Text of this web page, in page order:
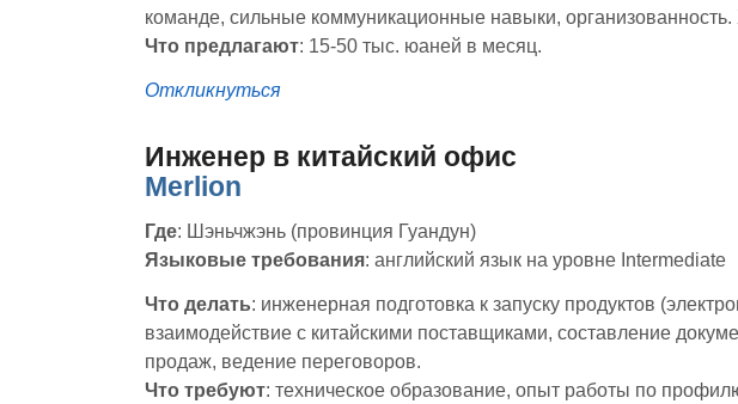
команде, сильные коммуникационные навыки,
Что предлагают: 15-50 тыс. юаней в месяц.
Откликнуться
Инженер в китайский офис
Merlion
Где: Шэньчжэнь (провинция Гуандун)
Языковые требования: английский язык на уровне Intermediate
Что делать: инженерная подготовка к запуску продуктов
взаимодействие с китайскими поставщиками, составление
продаж, ведение переговоров.
Что требуют: техническое образование, опыт работы по